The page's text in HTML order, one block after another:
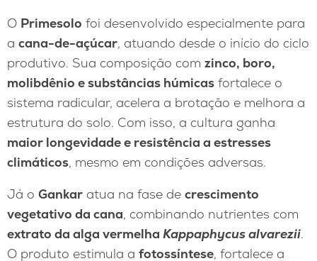
O Primesolo foi desenvolvido especialmente para
a cana-de-açúcar, atuando desde o início do ciclo
produtivo. Sua composição com zinco, boro,
molibdênio e substâncias húmicas fortalece o
sistema radicular, acelera a brotação e melhora a
estrutura do solo. Com isso, a cultura ganha
maior longevidade e resistência a estresses
climáticos, mesmo em condições adversas.
Já o Gankar atua na fase de crescimento
vegetativo da cana, combinando nutrientes com
extrato da alga vermelha Kappaphycus alvarezii.
O produto estimula a fotossíntese, fortalece a